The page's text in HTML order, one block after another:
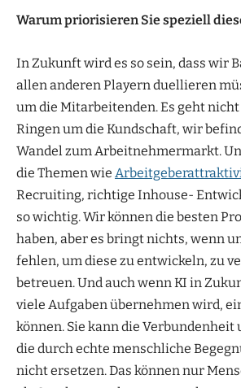
Warum priorisieren Sie speziell
In Zukunft wird es so sein, dass wir
allen anderen Playern duellieren
um die Mitarbeitenden. Es geht
Ringen um die Kundschaft, wir
Wandel zum Arbeitnehmermarkt.
die Themen wie
Recruiting, richtige Inhouse-
so wichtig. Wir können die besten
haben, aber es bringt nichts, wenn
fehlen, um diese zu entwickeln, zu
betreuen. Und auch wenn KI in
viele Aufgaben übernehmen wird,
können. Sie kann die Verbundenheit
die durch echte menschliche
nicht ersetzen. Das können nur